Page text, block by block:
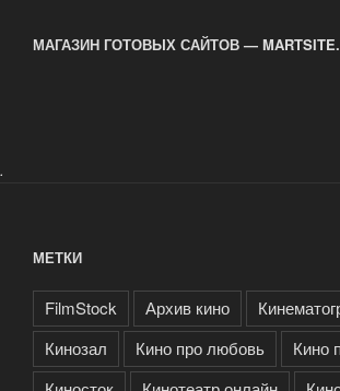
МАГАЗИН ГОТОВЫХ САЙТОВ —
.
МЕТКИ
FilmStock Архив кино
Кинозал
Кино про любовь
Кино